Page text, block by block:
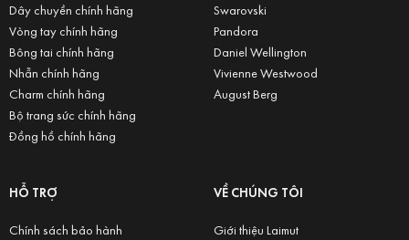
Dây chuyền chính hãng
Vòng tay chính hãng
Bông tai chính hãng
Nhẫn chính hãng
Charm chính hãng
Bộ trang sức chính hãng
Đồng hồ chính hãng
Swarovski
Pandora
Daniel Wellington
Vivienne Westwood
August Berg
HỖ TRỢ
Chính sách bảo hành
VỀ CHÚNG TÔI
Giới thiệu Laimut